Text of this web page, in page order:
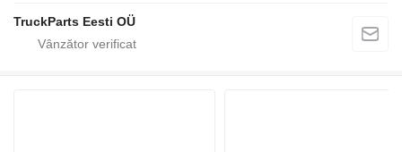
TruckParts Eesti OÜ